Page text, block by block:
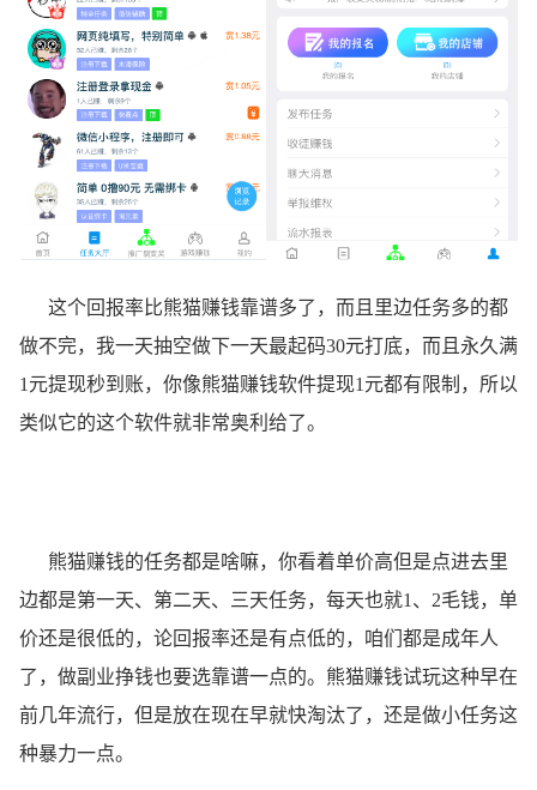
这个回报率比熊猫赚钱靠谱多了，而且里边任务多的都
做不完，我一天抽空做下一天最起码30元打底，而且永久满
1元提现秒到账，你像熊猫赚钱软件提现1元都有限制，所以
类似它的这个软件就非常奥利给了。
熊猫赚钱的任务都是啥嘛，你看着单价高但是点进去里
边都是第一天、第二天、三天任务，每天也就1、2毛钱，单
价还是很低的，论回报率还是有点低的，咱们都是成年人
了，做副业挣钱也要选靠谱一点的。熊猫赚钱试玩这种早在
前几年流行，但是放在现在早就快淘汰了，还是做小任务这
种暴力一点。